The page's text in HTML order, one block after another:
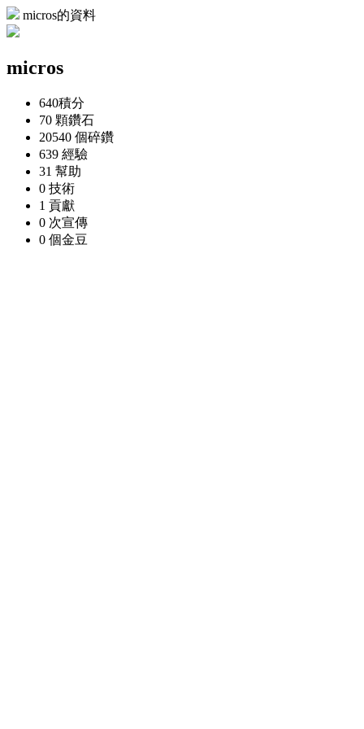
micros的資料
micros
640積分
70 顆鑽石
20540 個碎鑽
639 經驗
31 幫助
0 技術
1 貢獻
0 次宣傳
0 個金豆